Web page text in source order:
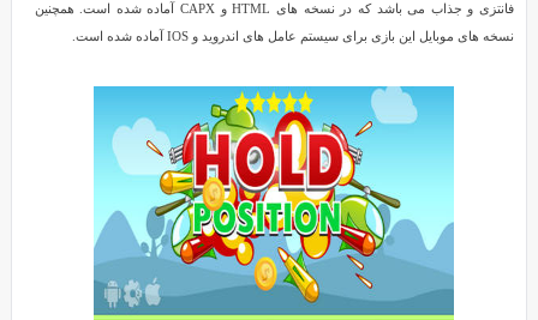
فانتزی و جذاب می باشد که در نسخه های HTML و CAPX آماده شده است. همچنین
نسخه های موبایل این بازی برای سیستم عامل های اندروید و IOS آماده شده است.